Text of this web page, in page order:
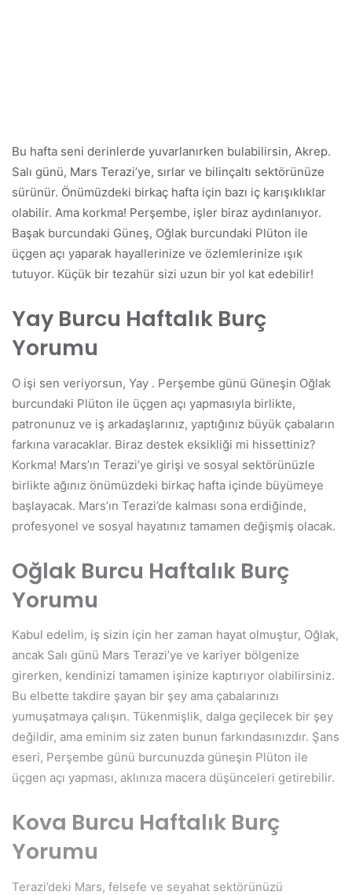
Bu hafta seni derinlerde yuvarlanırken bulabilirsin, Akrep.
Salı günü, Mars Terazi’ye, sırlar ve bilinçaltı sektörünüze
sürünür. Önümüzdeki birkaç hafta için bazı iç karışıklıklar
olabilir. Ama korkma! Perşembe, işler biraz aydınlanıyor.
Başak burcundaki Güneş, Oğlak burcundaki Plüton ile
üçgen açı yaparak hayallerinize ve özlemlerinize ışık
tutuyor. Küçük bir tezahür sizi uzun bir yol kat edebilir!
Yay Burcu Haftalık Burç
Yorumu
O işi sen veriyorsun, Yay . Perşembe günü Güneşin Oğlak
burcundaki Plüton ile üçgen açı yapmasıyla birlikte,
patronunuz ve iş arkadaşlarınız, yaptığınız büyük çabaların
farkına varacaklar. Biraz destek eksikliği mi hissettiniz?
Korkma! Mars’ın Terazi’ye girişi ve sosyal sektörünüzle
birlikte ağınız önümüzdeki birkaç hafta içinde büyümeye
başlayacak. Mars’ın Terazi’de kalması sona erdiğinde,
profesyonel ve sosyal hayatınız tamamen değişmiş olacak.
Oğlak Burcu Haftalık Burç
Yorumu
Kabul edelim, iş sizin için her zaman hayat olmuştur, Oğlak,
ancak Salı günü Mars Terazi’ye ve kariyer bölgenize
girerken, kendinizi tamamen işinize kaptırıyor olabilirsiniz.
Bu elbette takdire şayan bir şey ama çabalarınızı
yumuşatmaya çalışın. Tükenmişlik, dalga geçilecek bir şey
değildir, ama eminim siz zaten bunun farkındasınızdır. Şans
eseri, Perşembe günü burcunuzda güneşin Plüton ile
üçgen açı yapması, aklınıza macera düşünceleri getirebilir.
Kova Burcu Haftalık Burç
Yorumu
Terazi’deki Mars, felsefe ve seyahat sektörünüzü